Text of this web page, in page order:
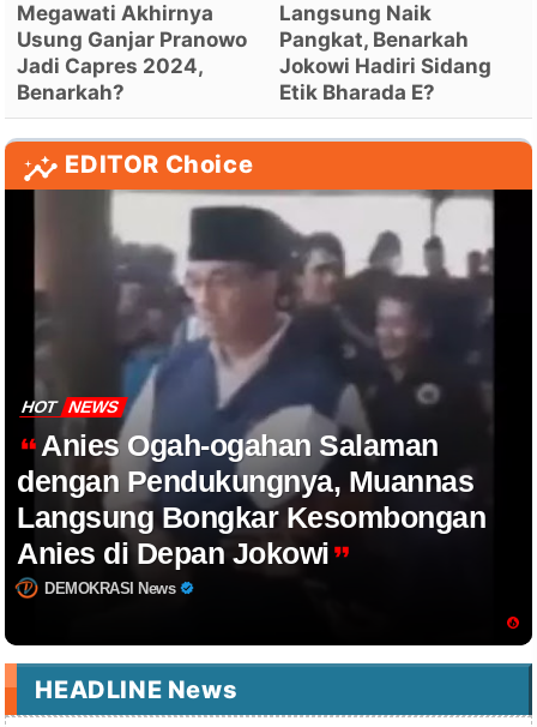
Megawati Akhirnya
Usung Ganjar Pranowo
Jadi Capres 2024,
Benarkah?
Langsung Naik
Pangkat, Benarkah
Jokowi Hadiri Sidang
Etik Bharada E?
EDITOR Choice
HOT NEWS
Anies Ogah-ogahan Salaman
dengan Pendukungnya, Muannas
Langsung Bongkar Kesombongan
Anies di Depan Jokowi
DEMOKRASI News
HEADLINE News